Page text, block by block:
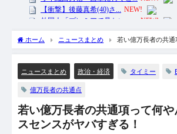
ホーム ニュースまとめ
若い億万長者の共通
ニュースまとめ 政治・経済 タイミー
億万長者の共通点
若い億万長者の共通項って何
スセンスがヤバすぎる！